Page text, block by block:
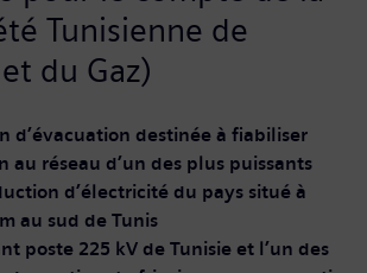
Tunisienne de
du Gaz)
d’évacuation destinée à fiabiliser
au réseau d’un des plus puissants
d’électricité du pays situé à
au sud de Tunis
poste 225 kV de Tunisie et l’un des